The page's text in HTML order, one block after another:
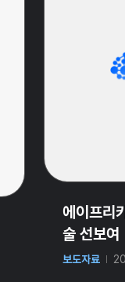
에이프리
술 선보여
보도자료